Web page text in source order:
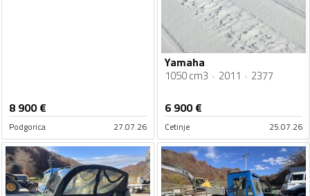
8 900€
Podgorica 27.07.26
Yamaha
1050 cm3 2011 2377
6 900€
Cetinje 25.07.26